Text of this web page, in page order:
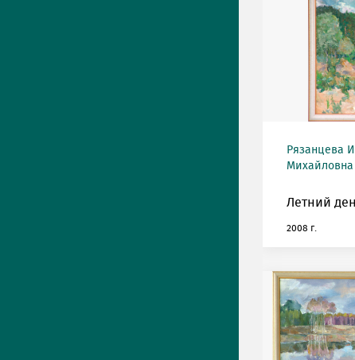
Рязанцева
Михайловна
Летний
2008 г.